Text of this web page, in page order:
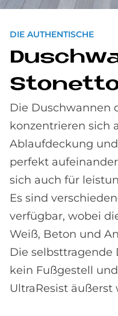
DIE AUTHENTISCHE
Die Duschwannen
konzentrieren sich
Ablaufdeckung
perfekt
sich auch für
Es sind
verfügbar, wobei
Weiß, Beton und
Die
kein Fußgestell
UltraResist